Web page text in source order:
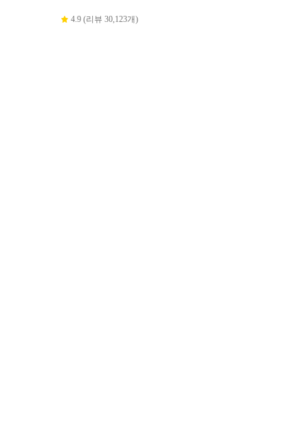
4.9 (리뷰 30,123개)